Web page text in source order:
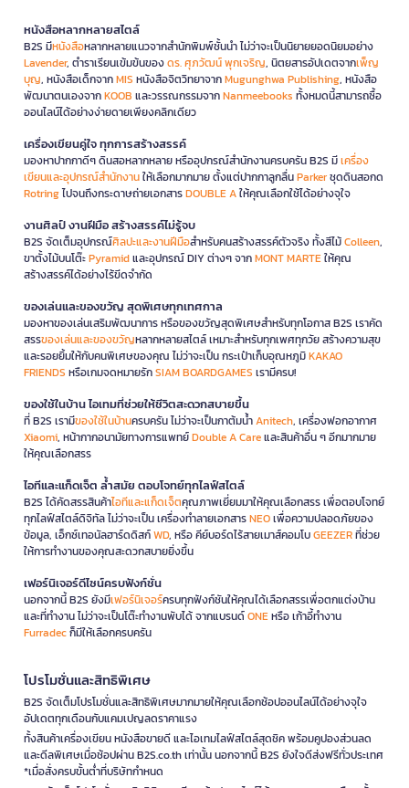
หนังสือหลากหลายสไตล์
B2S มีหนังสือหลากหลายแนวจากสำนักพิมพ์ชั้นนำ ไม่ว่าจะเป็นนิยายยอดนิยมอย่าง
Lavender, ตำราเรียนเข้มข้นของดร. ศุภวัฒน์ พุกเจริญ, นิตยสารอัปเดตจากเพ็ญ
บุญ, หนังสือเด็กจากMIS หนังสือจิตวิทยาจากMugunghwa Publishing, หนังสือ
พัฒนาตนเองจากKOOB และวรรณกรรมจากNanmeebooks ทั้งหมดนี้สามารถซื้อ
ออนไลน์ได้อย่างง่ายดายเพียงคลิกเดียว
เครื่องเขียนคู่ใจ ทุกการสร้างสรรค์
มองหาปากกาดีๆ ดินสอหลากหลาย หรืออุปกรณ์สำนักงานครบครัน B2S มีเครื่อง
เขียนและอุปกรณ์สำนักงานให้เลือกมากมาย ตั้งแต่ปากกาลูกลื่นParkerชุดดินสอกด
Rotringไปจนถึงกระดาษถ่ายเอกสารDOUBLE Aให้คุณเลือกใช้ได้อย่างจุใจ
งานศิลป์ งานฝีมือ สร้างสรรค์ไม่รู้จบ
B2S จัดเต็มอุปกรณ์ศิลปะและงานฝีมือสำหรับคนสร้างสรรค์ตัวจริง ทั้งสีไม้Colleen,
ขาตั้งไม้บนโต๊ะPyramidและอุปกรณ์ DIY ต่างๆ จากMONT MARTEให้คุณ
สร้างสรรค์ได้อย่างไร้ขีดจำกัด
ของเล่นและของขวัญ สุดพิเศษทุกเทศกาล
มองหาของเล่นเสริมพัฒนาการ หรือของขวัญสุดพิเศษสำหรับทุกโอกาส B2S เราคัด
สรรของเล่นและของขวัญหลากหลายสไตล์ เหมาะสำหรับทุกเพศทุกวัย สร้างความสุข
และรอยยิ้มให้กับคนพิเศษของคุณ ไม่ว่าจะเป็น กระเป๋าเก็บอุณหภูมิKAKAO
FRIENDS หรือเกมจดหมายรักSIAM BOARDGAMES เรามีครบ!
ของใช้ในบ้าน ไอเทมที่ช่วยให้ชีวิตสะดวกสบายขึ้น
ที่ B2S เรามีของใช้ในบ้านครบครัน ไม่ว่าจะเป็นกาต้มน้ำAnitech, เครื่องฟอกอากาศ
Xiaomi, หน้ากากอนามัยทางการแพทย์Double A Careและสินค้าอื่น ๆ อีกมากมาย
ให้คุณเลือกสรร
ไอทีและแก็ดเจ็ต ล้ำสมัย ตอบโจทย์ทุกไลฟ์สไตล์
B2S ได้คัดสรรสินค้าไอทีและแก็ดเจ็ตคุณภาพเยี่ยมมาให้คุณเลือกสรร เพื่อตอบโจทย์
ทุกไลฟ์สไตล์ดิจิทัล ไม่ว่าจะเป็น เครื่องทำลายเอกสารNEOเพื่อความปลอดภัยของ
ข้อมูล, เอ็กซ์เทอนัลฮาร์ดดิสก์WD, หรือ คีย์บอร์ดไร้สายเมาส์คอมโบGEEZERที่ช่วย
ให้การทำงานของคุณสะดวกสบายยิ่งขึ้น
เฟอร์นิเจอร์ดีไซน์ครบฟังก์ชั่น
นอกจากนี้ B2S ยังมีเฟอร์นิเจอร์ครบทุกฟังก์ชันให้คุณได้เลือกสรรเพื่อตกแต่งบ้าน
และที่ทำงาน ไม่ว่าจะเป็นโต๊ะทำงานพับได้ จากแบรนด์ONEหรือ เก้าอี้ทำงาน
Furradecก็มีให้เลือกครบครัน
โปรโมชั่นและสิทธิพิเศษ
B2S จัดเต็มโปรโมชั่นและสิทธิพิเศษมากมายให้คุณเลือกช้อปออนไลน์ได้อย่างจุใจ
อัปเดตทุกเดือนกับแคมเปญลดราคาแรง
ทั้งสินค้าเครื่องเขียน หนังสือขายดี และไอเทมไลฟ์สไตล์สุดชิค พร้อมคูปองส่วนลด
และดีลพิเศษเมื่อช้อปผ่าน B2S.co.th เท่านั้น นอกจากนี้ B2S ยังใจดีส่งฟรีทั่วประเทศ
*เมื่อสั่งครบขั้นต่ำที่บริษัทกำหนด